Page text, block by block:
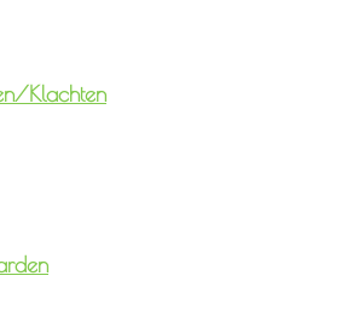
Klachten